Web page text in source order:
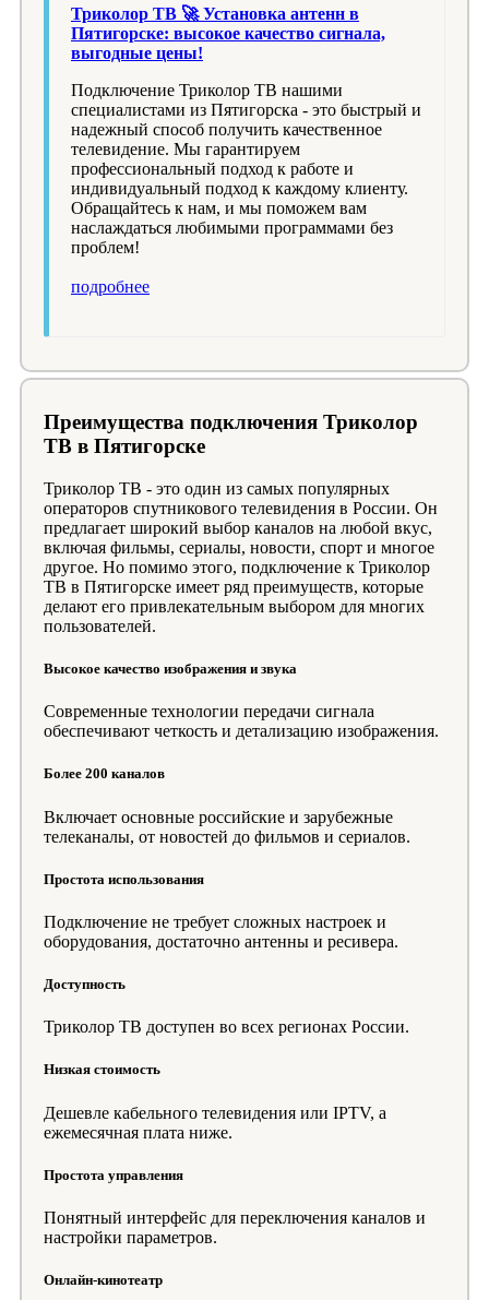
Триколор ТВ 🚀 Установка антенн в
Пятигорске: высокое качество сигнала,
выгодные цены!
Подключение Триколор ТВ нашими
специалистами из Пятигорска - это быстрый и
надежный способ получить качественное
телевидение. Мы гарантируем
профессиональный подход к работе и
индивидуальный подход к каждому клиенту.
Обращайтесь к нам, и мы поможем вам
наслаждаться любимыми программами без
проблем!
подробнее
Преимущества подключения Триколор
ТВ в Пятигорске
Триколор ТВ - это один из самых популярных
операторов спутникового телевидения в России. Он
предлагает широкий выбор каналов на любой вкус,
включая фильмы, сериалы, новости, спорт и многое
другое. Но помимо этого, подключение к Триколор
ТВ в Пятигорске имеет ряд преимуществ, которые
делают его привлекательным выбором для многих
пользователей.
Высокое качество изображения и звука
Современные технологии передачи сигнала
обеспечивают четкость и детализацию изображения.
Более 200 каналов
Включает основные российские и зарубежные
телеканалы, от новостей до фильмов и сериалов.
Простота использования
Подключение не требует сложных настроек и
оборудования, достаточно антенны и ресивера.
Доступность
Триколор ТВ доступен во всех регионах России.
Низкая стоимость
Дешевле кабельного телевидения или IPTV, а
ежемесячная плата ниже.
Простота управления
Понятный интерфейс для переключения каналов и
настройки параметров.
Онлайн-кинотеатр